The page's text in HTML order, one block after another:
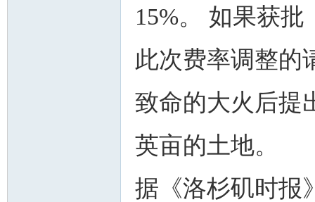
15%。 如果获
此次费率调整的
致命的大火后提
英亩的土地。
据《洛杉矶时报